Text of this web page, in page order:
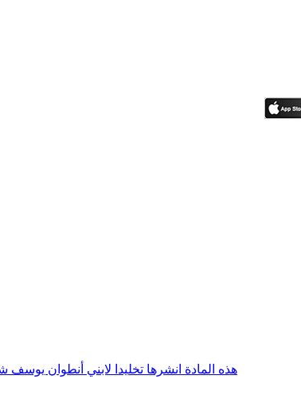
هذه المادة انشرها تخليدا لابني أنطوان يوسف شحادة أبو مارك، الذي رقد على رجاء